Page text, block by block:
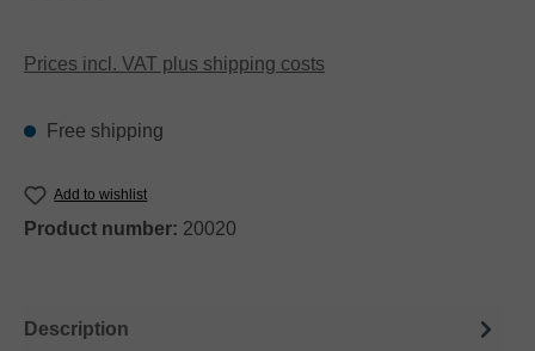
Prices incl. VAT plus shipping costs
Free shipping
Add to wishlist
Product number: 20020
Description